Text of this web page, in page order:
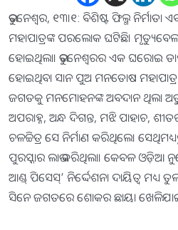
ଭୁବନେଶ୍ୱର, ୧୩।୧: ବିଶିଷ୍ଟ ଫିଲ୍ମ
ମହାପାତ୍ରଙ୍କ ପରଲୋକ ଘଟିଛି।
ହୋଇଥିଲା। ଭୁବନେଶ୍ୱରର ଏକ ଘରୋଇ
ହୋଇଥିବା ସାନ ପୁଅ ମନତୋଷ
ଜଗତକୁ ମନମୋହନଙ୍କ ଅବଦାନ ଥିଲା
ଅପରାହ୍ନ, ଅନ୍ଧ ଦିଗନ୍ତ, ମଝି ପାହାଚ,
ଚଳଚ୍ଚିତ୍ର ସେ ନିର୍ମାଣ କରିଥିଲେ।
ପୁରସ୍କାର ଲାଭ କରିଥିଲା। କେବଳ ଓଡ଼ିଆ
ଆଣ୍ଡ୍‌ ପିସେସ୍‌’ ନିର୍ଦ୍ଦେଶନା ଦାୟିତ୍ୱ ମଧ୍ୟ
ସିନେ ଜଗତରେ ଶୋକର ଛାୟା